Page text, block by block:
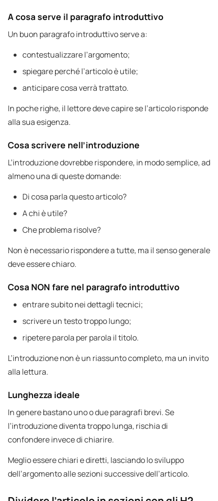
A cosa serve il paragrafo introduttivo
Un buon paragrafo introduttivo serve a:
contestualizzare l’argomento;
spiegare perché l’articolo è utile;
anticipare cosa verrà trattato.
In poche righe, il lettore deve capire se l’articolo risponde
alla sua esigenza.
Cosa scrivere nell’introduzione
L’introduzione dovrebbe rispondere, in modo semplice, ad
almeno una di queste domande:
Di cosa parla questo articolo?
A chi è utile?
Che problema risolve?
Non è necessario rispondere a tutte, ma il senso generale
deve essere chiaro.
Cosa NON fare nel paragrafo introduttivo
entrare subito nei dettagli tecnici;
scrivere un testo troppo lungo;
ripetere parola per parola il titolo.
L’introduzione non è un riassunto completo, ma un invito
alla lettura.
Lunghezza ideale
In genere bastano uno o due paragrafi brevi. Se
l’introduzione diventa troppo lunga, rischia di
confondere invece di chiarire.
Meglio essere chiari e diretti, lasciando lo sviluppo
dell’argomento alle sezioni successive dell’articolo.